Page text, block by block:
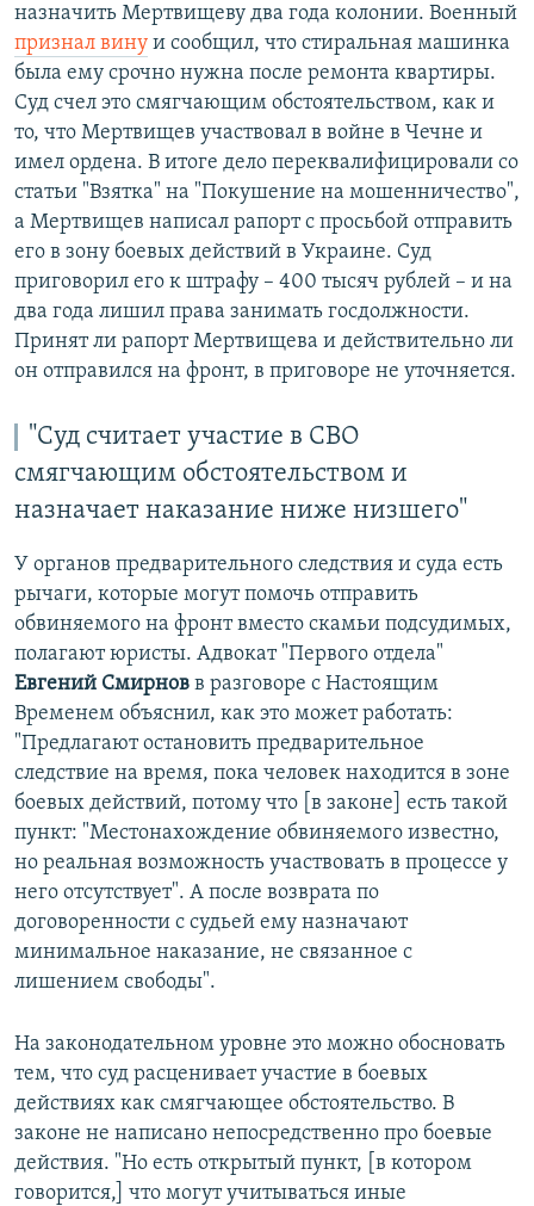
назначить Мертвищеву два года колонии. Военный
признал вину и сообщил, что стиральная машинка
была ему срочно нужна после ремонта квартиры.
Суд счел это смягчающим обстоятельством, как и
то, что Мертвищев участвовал в войне в Чечне и
имел ордена. В итоге дело переквалифицировали со
статьи "Взятка" на "Покушение на мошенничество",
а Мертвищев написал рапорт с просьбой отправить
его в зону боевых действий в Украине. Суд
приговорил его к штрафу – 400 тысяч рублей – и на
два года лишил права занимать госдолжности.
Принят ли рапорт Мертвищева и действительно ли
он отправился на фронт, в приговоре не уточняется.
"Суд считает участие в СВО
смягчающим обстоятельством и
назначает наказание ниже низшего"
У органов предварительного следствия и суда есть
рычаги, которые могут помочь отправить
обвиняемого на фронт вместо скамьи подсудимых,
полагают юристы. Адвокат "Первого отдела"
Евгений Смирнов в разговоре с Настоящим
Временем объяснил, как это может работать:
"Предлагают остановить предварительное
следствие на время, пока человек находится в зоне
боевых действий, потому что [в законе] есть такой
пункт: "Местонахождение обвиняемого известно,
но реальная возможность участвовать в процессе у
него отсутствует". А после возврата по
договоренности с судьей ему назначают
минимальное наказание, не связанное с
лишением свободы".
На законодательном уровне это можно обосновать
тем, что суд расценивает участие в боевых
действиях как смягчающее обстоятельство. В
законе не написано непосредственно про боевые
действия. "Но есть открытый пункт, [в котором
говорится,] что могут учитываться иные